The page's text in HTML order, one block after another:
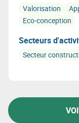
Valorisation
Eco-conception
Secteurs
Secteur